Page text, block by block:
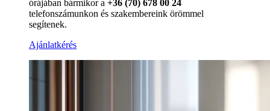
órájában bármikor a +36 (70) 678 00 24
telefonszámunkon és szakembereink örömmel
segítenek.
Ajánlatkérés